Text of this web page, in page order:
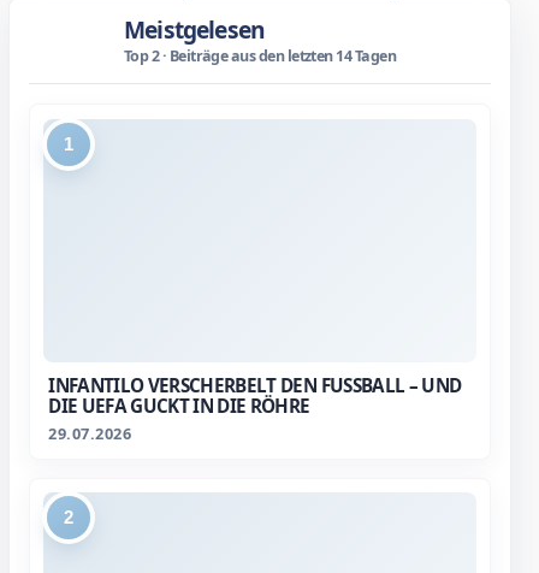
Meistgelesen
Top 2 · Beiträge aus den letzten 14 Tagen
1
INFANTILO VERSCHERBELT DEN FUSSBALL – UND D
IE UEFA GUCKT IN DIE RÖHRE
29.07.2026
2